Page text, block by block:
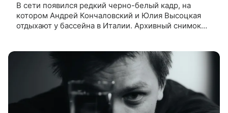
В сети появился редкий черно-белый кадр, на
котором Андрей Кончаловский и Юлия Высоцкая
отдыхают у бассейна в Италии. Архивный снимок